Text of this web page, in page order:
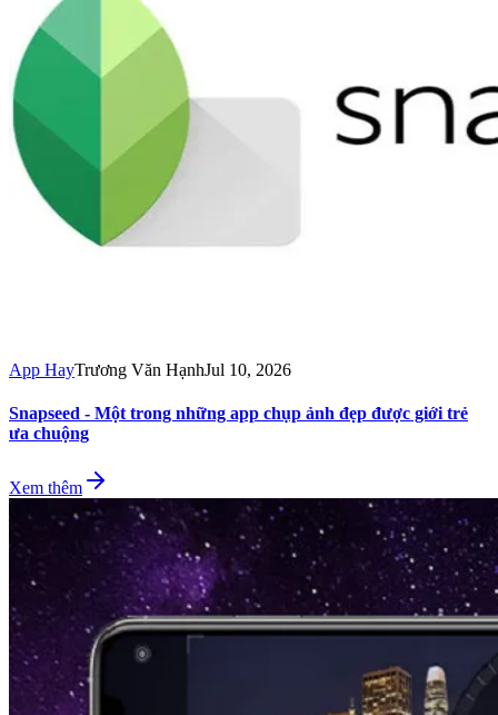
App HayTrương Văn HạnhJul 10, 2026
Snapseed - Một trong những app chụp ảnh đẹp được giới trẻ
ưa chuộng
Xem thêm